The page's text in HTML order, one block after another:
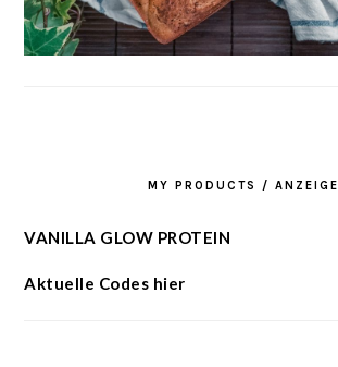
MY PRODUCTS / ANZEIGE
VANILLA GLOW PROTEIN
Aktuelle Codes hier